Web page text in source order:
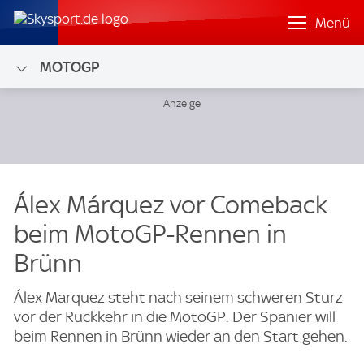
Menü
MOTOGP
Álex Márquez vor Comeback
beim MotoGP-Rennen in
Brünn
Álex Marquez steht nach seinem schweren Sturz
vor der Rückkehr in die MotoGP. Der Spanier will
beim Rennen in Brünn wieder an den Start gehen.